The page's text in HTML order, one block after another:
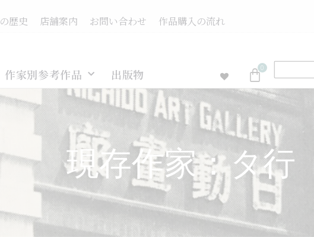
歴史 店舗案内 お問い合わせ 作品購入の流れ
作家別参考作品 出版物 0
現存作家：タ行